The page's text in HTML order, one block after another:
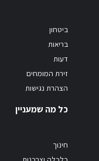
ביטחון
בריאות
דעות
זירת המומחים
הצהרת נגישות
כל מה שמעניין
חינוך